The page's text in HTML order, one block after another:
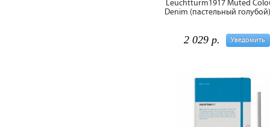
Leuchtturm1917 Muted
Denim (пастельный
Уведомить
2 029 р.